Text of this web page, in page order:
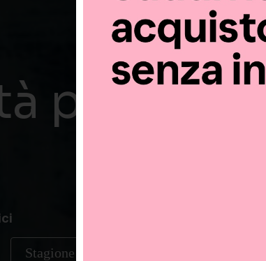
per la tua
Stagione gomme